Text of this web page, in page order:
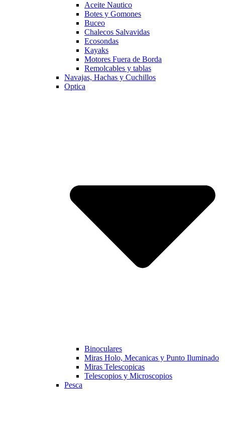
Aceite Nautico
Botes y Gomones
Buceo
Chalecos Salvavidas
Ecosondas
Kayaks
Motores Fuera de Borda
Remolcables y tablas
Navajas, Hachas y Cuchillos
Optica
Binoculares
Miras Holo, Mecanicas y Punto Iluminado
Miras Telescopicas
Telescopios y Microscopios
Pesca